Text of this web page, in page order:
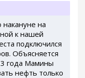
накануне на
к нашей
подключился
Объясняется
года Мамины
нефть только